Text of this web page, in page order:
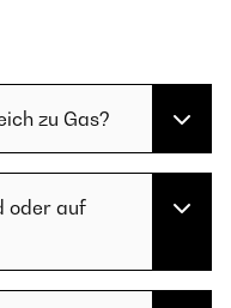
zu Gas?
oder auf